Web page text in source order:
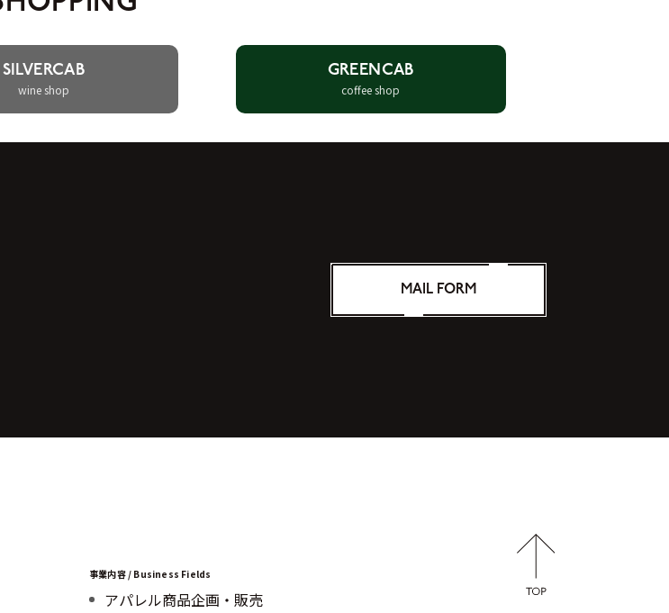
SILVERCAB
wine shop
GREENCAB
coffee shop
MAIL FORM
事業内容 / Business Fields
アパレル商品企画・販売